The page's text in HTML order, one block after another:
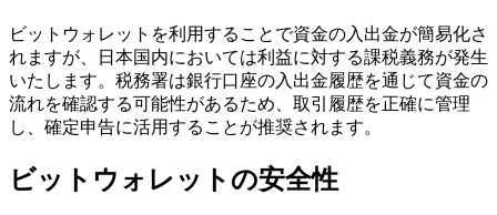
ビットウォレットを利用することで資金の入出金が簡易化さ
れますが、日本国内においては利益に対する課税義務が発生
いたします。税務署は銀行口座の入出金履歴を通じて資金の
流れを確認する可能性があるため、取引履歴を正確に管理
し、確定申告に活用することが推奨されます。
ビットウォレットの安全性